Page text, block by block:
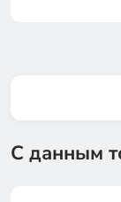
С данным